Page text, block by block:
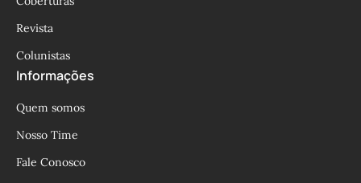
Revista
Colunistas
Informações
Quem somos
Nosso Time
Fale Conosco